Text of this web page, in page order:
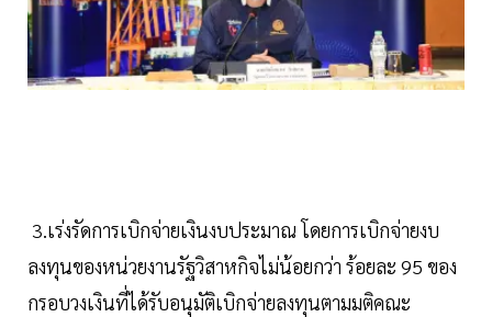
3.เร่งรัดการเบิกจ่ายเงินงบประมาณ โดยการเบิกจ่ายงบ
ลงทุนของหน่วยงานรัฐวิสาหกิจไม่น้อยกว่า ร้อยละ 95 ของ
กรอบวงเงินที่ได้รับอนุมัติเบิกจ่ายลงทุนตามมติคณะ